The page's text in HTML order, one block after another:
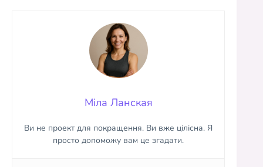
Міла Ланская
Ви не проект для покращення. Ви вже цілісна. Я
просто допоможу вам це згадати.